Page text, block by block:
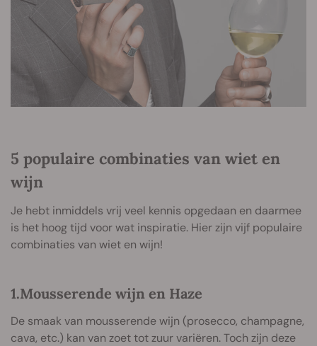
5 populaire combinaties van wiet en
wijn
Je hebt inmiddels vrij veel kennis opgedaan en daarmee
is het hoog tijd voor wat inspiratie. Hier zijn vijf populaire
combinaties van wiet en wijn!
1.Mousserende wijn en Haze
De smaak van mousserende wijn (prosecco, champagne,
cava, etc.) kan van zoet tot zuur variëren. Toch zijn deze